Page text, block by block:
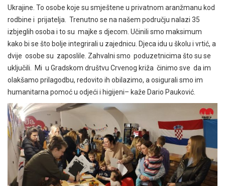
Ukrajine. To osobe koje su smještene u privatnom aranžmanu kod
rodbine i prijatelja. Trenutno se na našem području nalazi 35
izbjeglih osoba i to su majke s djecom. Učinili smo maksimum
kako bi se što bolje integrirali u zajednicu. Djeca idu u školu i vrtić, a
dvije osobe su zaposlile. Zahvalni smo poduzetnicima što su se
uključili. Mi u Gradskom društvu Crvenog križa činimo sve da im
olakšamo prilagodbu, redovito ih obilazimo, a osigurali smo im
humanitarna pomoć u odjeći i higijeni– kaže Dario Pauković.